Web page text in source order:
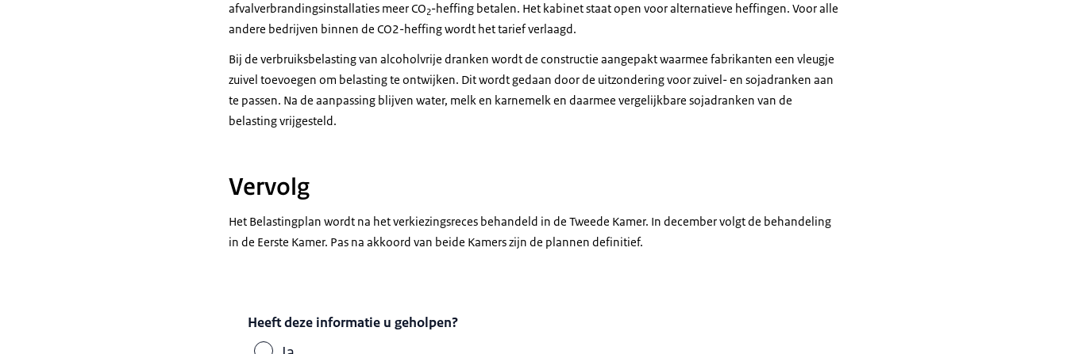
afvalverbrandingsinstallaties meer CO2-heffing betalen. Het kabinet staat open voor alternatieve heffingen. Voor alle
andere bedrijven binnen de CO2-heffing wordt het tarief verlaagd.
Bij de verbruiksbelasting van alcoholvrije dranken wordt de constructie aangepakt waarmee fabrikanten een vleugje
zuivel toevoegen om belasting te ontwijken. Dit wordt gedaan door de uitzondering voor zuivel- en sojadranken aan
te passen. Na de aanpassing blijven water, melk en karnemelk en daarmee vergelijkbare sojadranken van de
belasting vrijgesteld.
Vervolg
Het Belastingplan wordt na het verkiezingsreces behandeld in de Tweede Kamer. In december volgt de behandeling
in de Eerste Kamer. Pas na akkoord van beide Kamers zijn de plannen definitief.
Heeft deze informatie u geholpen?